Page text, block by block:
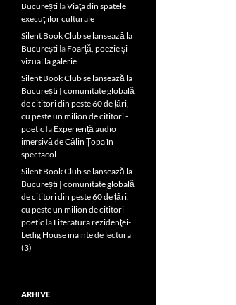
București laViaţa din spatele
execuţiilor culturale
Silent Book Club se lansează la
București la Foarţă, poezie şi
vizual la galerie
Silent Book Club se lansează la
București | comunitate globală
de cititori din peste 60 de țări,
cu peste un milion de cititori -
poetic la Experiență audio
imersivă de Călin Țopa în
spectacol
Silent Book Club se lansează la
București | comunitate globală
de cititori din peste 60 de țări,
cu peste un milion de cititori -
poetic la Literatura rezidenţei-
Ledig House inainte de lectura
(3)
ARHIVE